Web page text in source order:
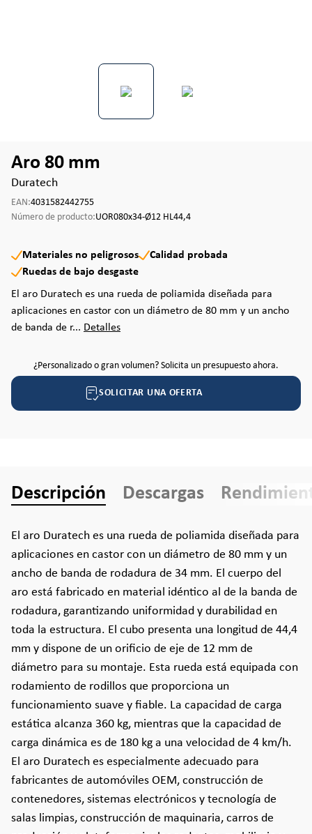
Aro 80 mm
Duratech
EAN:4031582442755
Número de producto:UOR080x34-Ø12 HL44,4
Materiales no peligrosos
Calidad probada
Ruedas de bajo desgaste
El aro Duratech es una rueda de poliamida diseñada para
aplicaciones en castor con un diámetro de 80 mm y un ancho
de banda de r... Detalles
¿Personalizado o gran volumen? Solicita un presupuesto ahora.
SOLICITAR UNA OFERTA
Descripción Descargas
El aro Duratech es una rueda de poliamida diseñada para
aplicaciones en castor con un diámetro de 80 mm y un
ancho de banda de rodadura de 34 mm. El cuerpo del
aro está fabricado en material idéntico al de la banda de
rodadura, garantizando uniformidad y durabilidad en
toda la estructura. El cubo presenta una longitud de 44,4
mm y dispone de un orificio de eje de 12 mm de
diámetro para su montaje. Esta rueda está equipada con
rodamiento de rodillos que proporciona un
funcionamiento suave y fiable. La capacidad de carga
estática alcanza 360 kg, mientras que la capacidad de
carga dinámica es de 180 kg a una velocidad de 4 km/h.
El aro Duratech es especialmente adecuado para
fabricantes de automóviles OEM, construcción de
contenedores, sistemas electrónicos y tecnología de
salas limpias, construcción de maquinaria, carros de